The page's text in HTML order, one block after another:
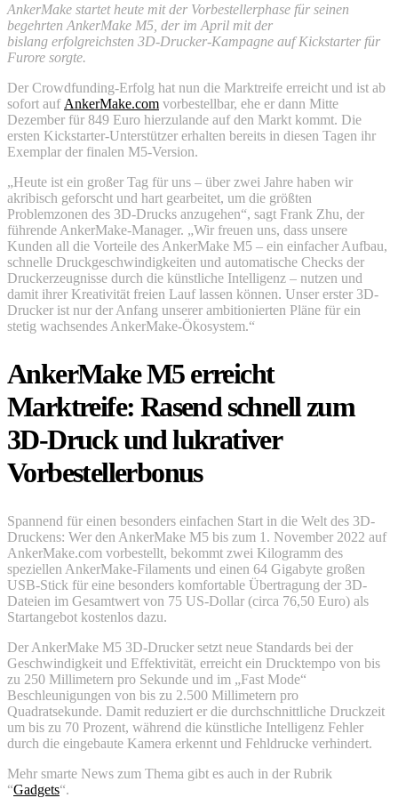
AnkerMake startet heute mit der Vorbestellerphase für seinen
begehrten AnkerMake M5, der im April mit der
bislang erfolgreichsten 3D-Drucker-Kampagne auf Kickstarter für
Furore sorgte.
Der Crowdfunding-Erfolg hat nun die Marktreife erreicht und ist ab
sofort auf AnkerMake.com vorbestellbar, ehe er dann Mitte
Dezember für 849 Euro hierzulande auf den Markt kommt. Die
ersten Kickstarter-Unterstützer erhalten bereits in diesen Tagen ihr
Exemplar der finalen M5-Version.
„Heute ist ein großer Tag für uns – über zwei Jahre haben wir
akribisch geforscht und hart gearbeitet, um die größten
Problemzonen des 3D-Drucks anzugehen“, sagt Frank Zhu, der
führende AnkerMake-Manager. „Wir freuen uns, dass unsere
Kunden all die Vorteile des AnkerMake M5 – ein einfacher Aufbau,
schnelle Druckgeschwindigkeiten und automatische Checks der
Druckerzeugnisse durch die künstliche Intelligenz – nutzen und
damit ihrer Kreativität freien Lauf lassen können. Unser erster 3D-
Drucker ist nur der Anfang unserer ambitionierten Pläne für ein
stetig wachsendes AnkerMake-Ökosystem.“
AnkerMake M5 erreicht
Marktreife: Rasend schnell zum
3D-Druck und lukrativer
Vorbestellerbonus
Spannend für einen besonders einfachen Start in die Welt des 3D-
Druckens: Wer den AnkerMake M5 bis zum 1. November 2022 auf
AnkerMake.com vorbestellt, bekommt zwei Kilogramm des
speziellen AnkerMake-Filaments und einen 64 Gigabyte großen
USB-Stick für eine besonders komfortable Übertragung der 3D-
Dateien im Gesamtwert von 75 US-Dollar (circa 76,50 Euro) als
Startangebot kostenlos dazu.
Der AnkerMake M5 3D-Drucker setzt neue Standards bei der
Geschwindigkeit und Effektivität, erreicht ein Drucktempo von bis
zu 250 Millimetern pro Sekunde und im „Fast Mode“
Beschleunigungen von bis zu 2.500 Millimetern pro
Quadratsekunde. Damit reduziert er die durchschnittliche Druckzeit
um bis zu 70 Prozent, während die künstliche Intelligenz Fehler
durch die eingebaute Kamera erkennt und Fehldrucke verhindert.
Mehr smarte News zum Thema gibt es auch in der Rubrik
“Gadgets“.